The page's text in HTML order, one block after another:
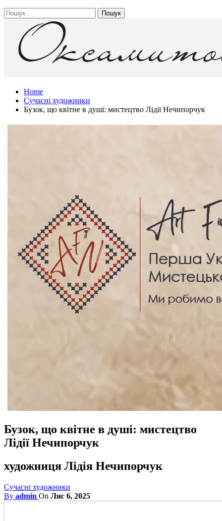
Home
Сучасні художники
Бузок, що квітне в душі: мистецтво Лідії Нечипорчук
Бузок, що квітне в душі: мистецтво
Лідії Нечипорчук
художниця Лідія Нечипорчук
Сучасні художники
By admin On Лис 6, 2025